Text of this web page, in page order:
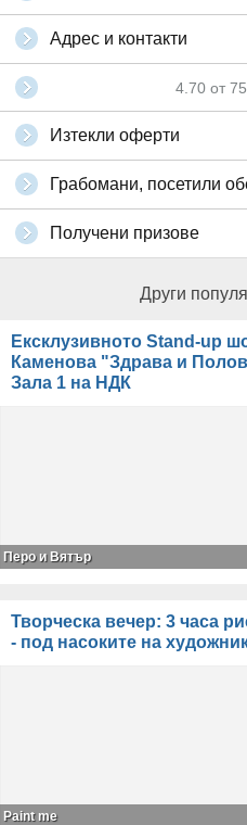
Адрес и контакти
4.70 от 75
Изтекли оферти
Грабомани, посетили
Получени призове
Други
Ексклузивното Stand-up
Каменова "Здрава и
Зала 1 на НДК
Перо и Вятър
Творческа вечер: 3 часа
- под насоките на
Paint me